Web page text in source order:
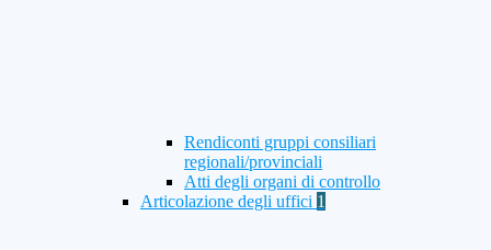
Rendiconti gruppi consiliari
regionali/provinciali
Atti degli organi di controllo
Articolazione degli uffici 1